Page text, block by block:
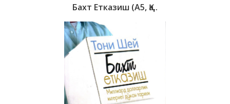
Бахт Етказиш (А5, Қа..